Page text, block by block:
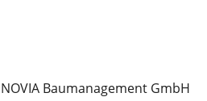
NOVIA Baumanagement GmbH